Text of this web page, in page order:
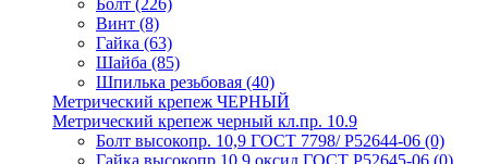
Болт (226)
Винт (8)
Гайка (63)
Шайба (85)
Шпилька резьбовая (40)
Метрический крепеж ЧЕРНЫЙ
Метрический крепеж черный кл.пр. 10.9
Болт высокопр. 10,9 ГОСТ 7798/ Р52644-06 (0)
Гайка высокопр.10,9 оксид ГОСТ Р52645-06 (0)